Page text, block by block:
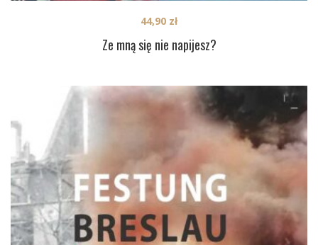
Ze mną się nie napijesz?
44,90 zł